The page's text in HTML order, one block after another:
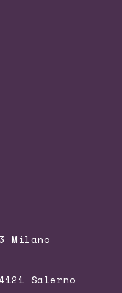
Milano
Salerno